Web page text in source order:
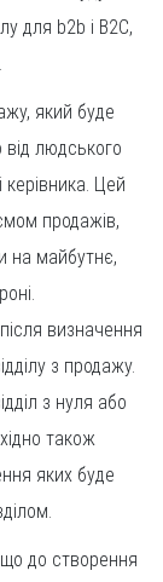
для b2b і B2С,
який буде
людського
керівника. Цей
продажів,
на майбутнє,
визначення
з продажу.
з нуля або
також
яких буде
що до створення